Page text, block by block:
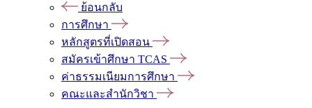
ย้อนกลับ
การศึกษา
หลักสูตรที่เปิดสอน
สมัครเข้าศึกษา TCAS
ค่าธรรมเนียมการศึกษา
คณะและสำนักวิชา